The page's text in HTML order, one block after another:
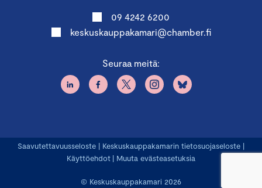
09 4242 6200
keskuskauppakamari@chamber.fi
Seuraa meitä:
© Keskuskauppakamari 2026
Saavutettavuusseloste | Keskuskauppakamarin tietosuojaseloste |
Käyttöehdot | Muuta evästeasetuksia